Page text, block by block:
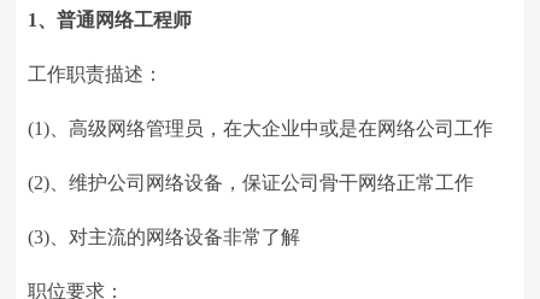
1、普通网络工程师
工作职责描述：
(1)、高级网络管理员，在大企业中或是在网络公司工作
(2)、维护公司网络设备，保证公司骨干网络正常工作
(3)、对主流的网络设备非常了解
职位要求：